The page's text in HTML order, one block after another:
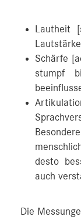
Lautheit
Schärfe
stumpf
desto
auch
Die